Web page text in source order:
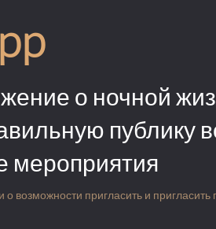
о ночной
публику
мероприятия
возможности пригласить и пригласить